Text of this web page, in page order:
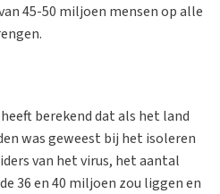
45-50 miljoen mensen op alle
berekend dat als het land
was geweest bij het isoleren
van het virus, het aantal
36 en 40 miljoen zou liggen en